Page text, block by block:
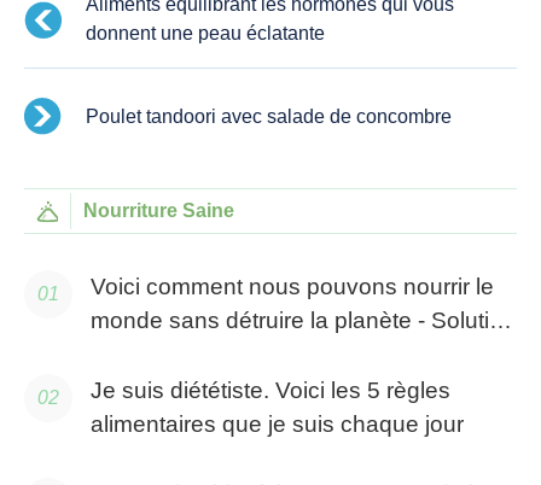
Aliments équilibrant les hormones qui vous
donnent une peau éclatante
Poulet tandoori avec salade de concombre
Nourriture Saine
Voici comment nous pouvons nourrir le
monde sans détruire la planète - Solution
Je suis diététiste. Voici les 5 règles
alimentaires que je suis chaque jour